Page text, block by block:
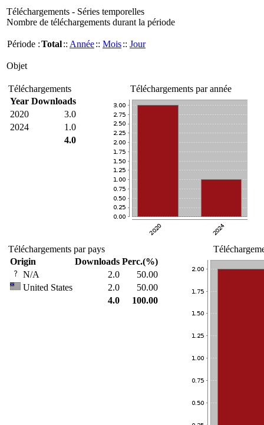
Téléchargements - Séries temporelles
Nombre de téléchargements durant la période
Période :Total:: Année:: Mois:: Jour
Objet
Téléchargements
Year Downloads
2020
3.0
2024
1.0
4.0
Téléchargements par année
Téléchargements par pays
Origin
Downloads Perc.(%)
N/A
2.0
50.00
United States
2.0
50.00
4.0
100.00